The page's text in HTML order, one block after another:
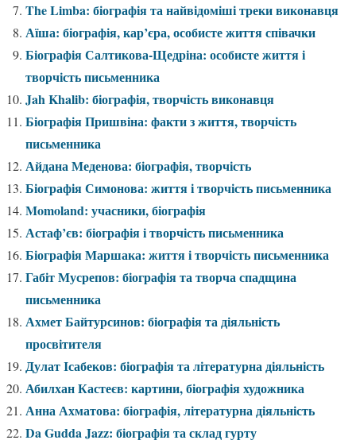
The Limba: біографія та найвідоміші треки виконавця
Аїша: біографія, кар’єра, особисте життя співачки
Біографія Салтикова-Щедріна: особисте життя і
творчість письменника
Jah Khalib: біографія, творчість виконавця
Біографія Пришвіна: факти з життя, творчість
письменника
Айдана Меденова: біографія, творчість
Біографія Симонова: життя і творчість письменника
Momoland: учасники, біографія
Астаф’єв: біографія і творчість письменника
Біографія Маршака: життя і творчість письменника
Габіт Мусрепов: біографія та творча спадщина
письменника
Ахмет Байтурсинов: біографія та діяльність
просвітителя
Дулат Ісабеков: біографія та літературна діяльність
Абилхан Кастеєв: картини, біографія художника
Анна Ахматова: біографія, літературна діяльність
Da Gudda Jazz: біографія та склад гурту